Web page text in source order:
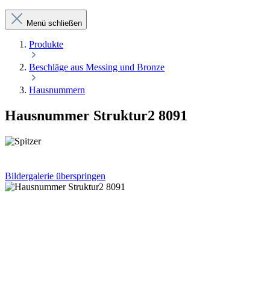
Menü schließen
Produkte
Beschläge aus Messing und Bronze
Hausnummern
Hausnummer Struktur2 8091
Bildergalerie überspringen